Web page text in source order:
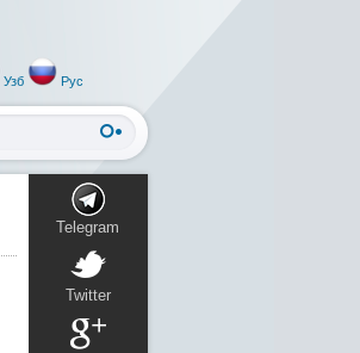
Узб Рус
Telegram
Twitter